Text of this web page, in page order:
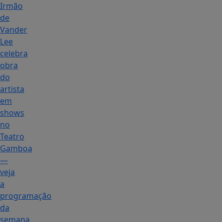
Irmão
de
Vander
Lee
celebra
obra
do
artista
em
shows
no
Teatro
Gamboa
—
veja
a
programação
da
semana